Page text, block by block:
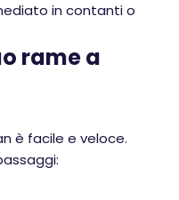
in contanti o
rame a
è facile e veloce.